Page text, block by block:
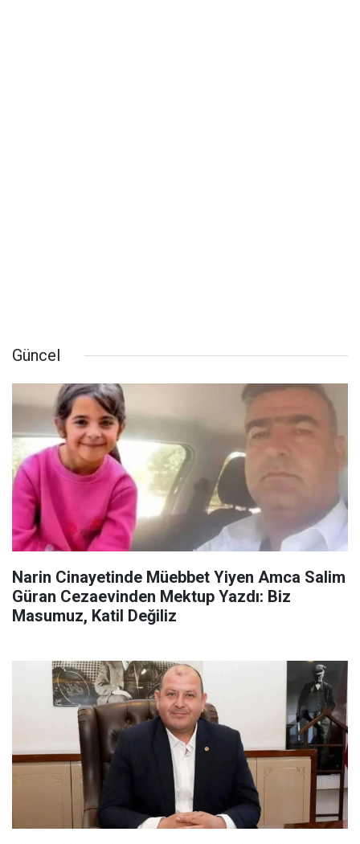
Güncel
Narin Cinayetinde Müebbet Yiyen Amca Salim
Güran Cezaevinden Mektup Yazdı: Biz
Masumuz, Katil Değiliz